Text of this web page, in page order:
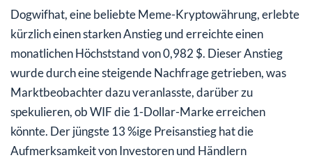
Dogwifhat, eine beliebte Meme-Kryptowährung, erlebte
kürzlich einen starken Anstieg und erreichte einen
monatlichen Höchststand von 0,982 $. Dieser Anstieg
wurde durch eine steigende Nachfrage getrieben, was
Marktbeobachter dazu veranlasste, darüber zu
spekulieren, ob WIF die 1-Dollar-Marke erreichen
könnte. Der jüngste 13 %ige Preisanstieg hat die
Aufmerksamkeit von Investoren und Händlern